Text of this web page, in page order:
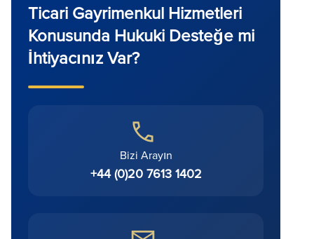
Ticari Gayrimenkul Hizmetleri
Konusunda Hukuki Desteğe mi
İhtiyacınız Var?
Bizi Arayın
+44 (0)20 7613 1402